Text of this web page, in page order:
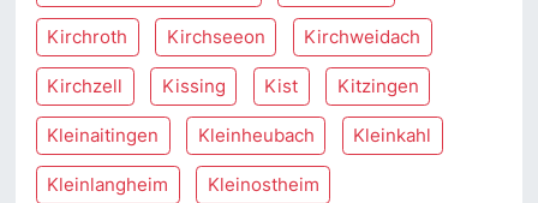
Kirchroth Kirchseeon Kirchweidach
Kirchzell Kissing Kist Kitzingen
Kleinaitingen Kleinheubach Kleinkahl
Kleinlangheim Kleinostheim